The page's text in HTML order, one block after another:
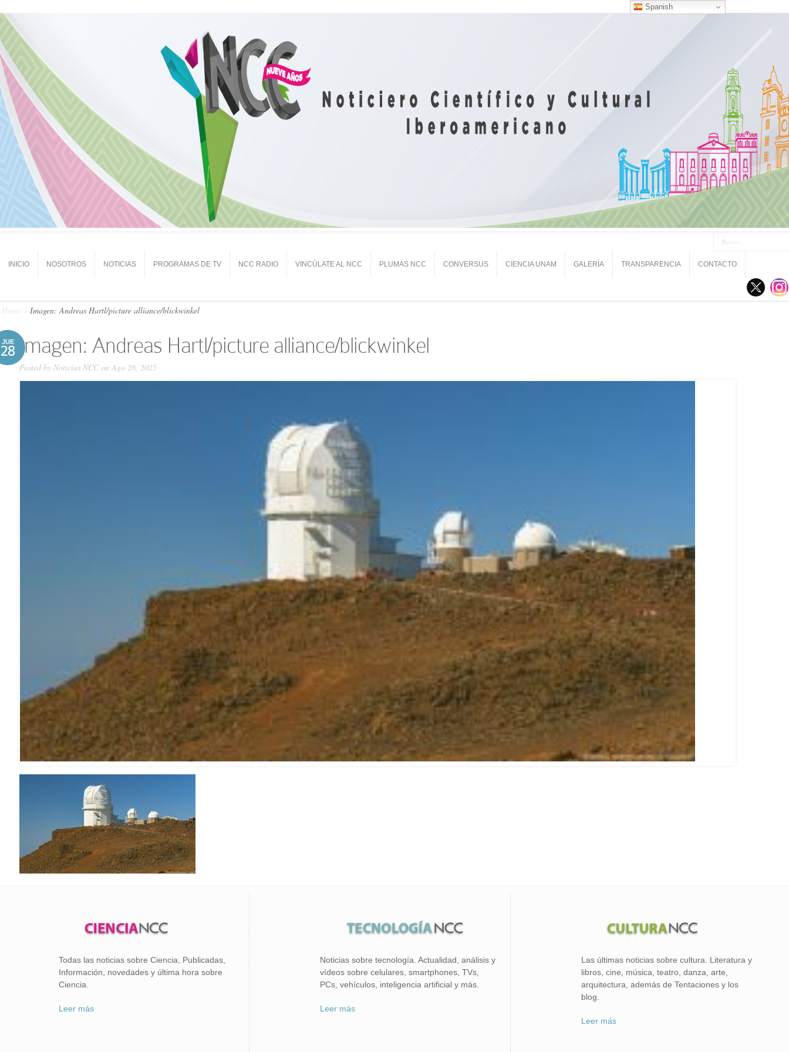
INICIO NOSOTROS NOTICIAS PROGRAMAS DE TV NCC RADIO VINCÚLATE AL NCC PLUMAS NCC CONVERSUS CIENCIA UNAM GALERÍA TRANSPARENCIA CONTACTO
Home Imagen: Andreas Hartl/picture alliance/blickwinkel
JUE
28 Imagen: Andreas Hartl/picture alliance/blickwinkel
Posted by Noticias NCCon Ago 28, 2025
Todas las noticias sobre Ciencia, Publicadas,
Información, novedades y última hora sobre
Ciencia.
Leer más
Noticias sobre tecnología. Actualidad, análisis y
vídeos sobre celulares, smartphones, TVs,
PCs, vehículos, inteligencia artificial y más.
Leer más
Las últimas noticias sobre cultura. Literatura y
libros, cine, música, teatro, danza, arte,
arquitectura, además de Tentaciones y los
blog.
Leer más
Spanish